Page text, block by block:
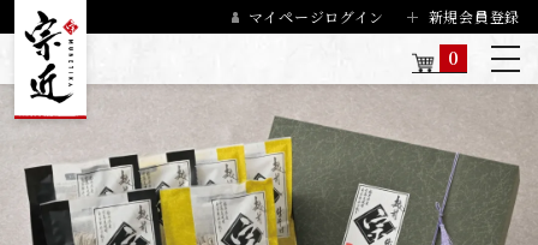
マイページログイン 新規会員登録
0